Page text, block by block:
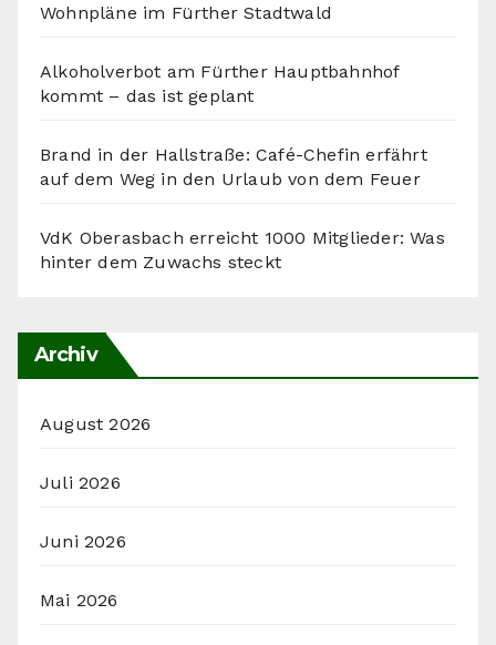
Wohnpläne im Fürther Stadtwald
Alkoholverbot am Fürther Hauptbahnhof
kommt – das ist geplant
Brand in der Hallstraße: Café-Chefin erfährt
auf dem Weg in den Urlaub von dem Feuer
VdK Oberasbach erreicht 1000 Mitglieder: Was
hinter dem Zuwachs steckt
Archiv
August 2026
Juli 2026
Juni 2026
Mai 2026